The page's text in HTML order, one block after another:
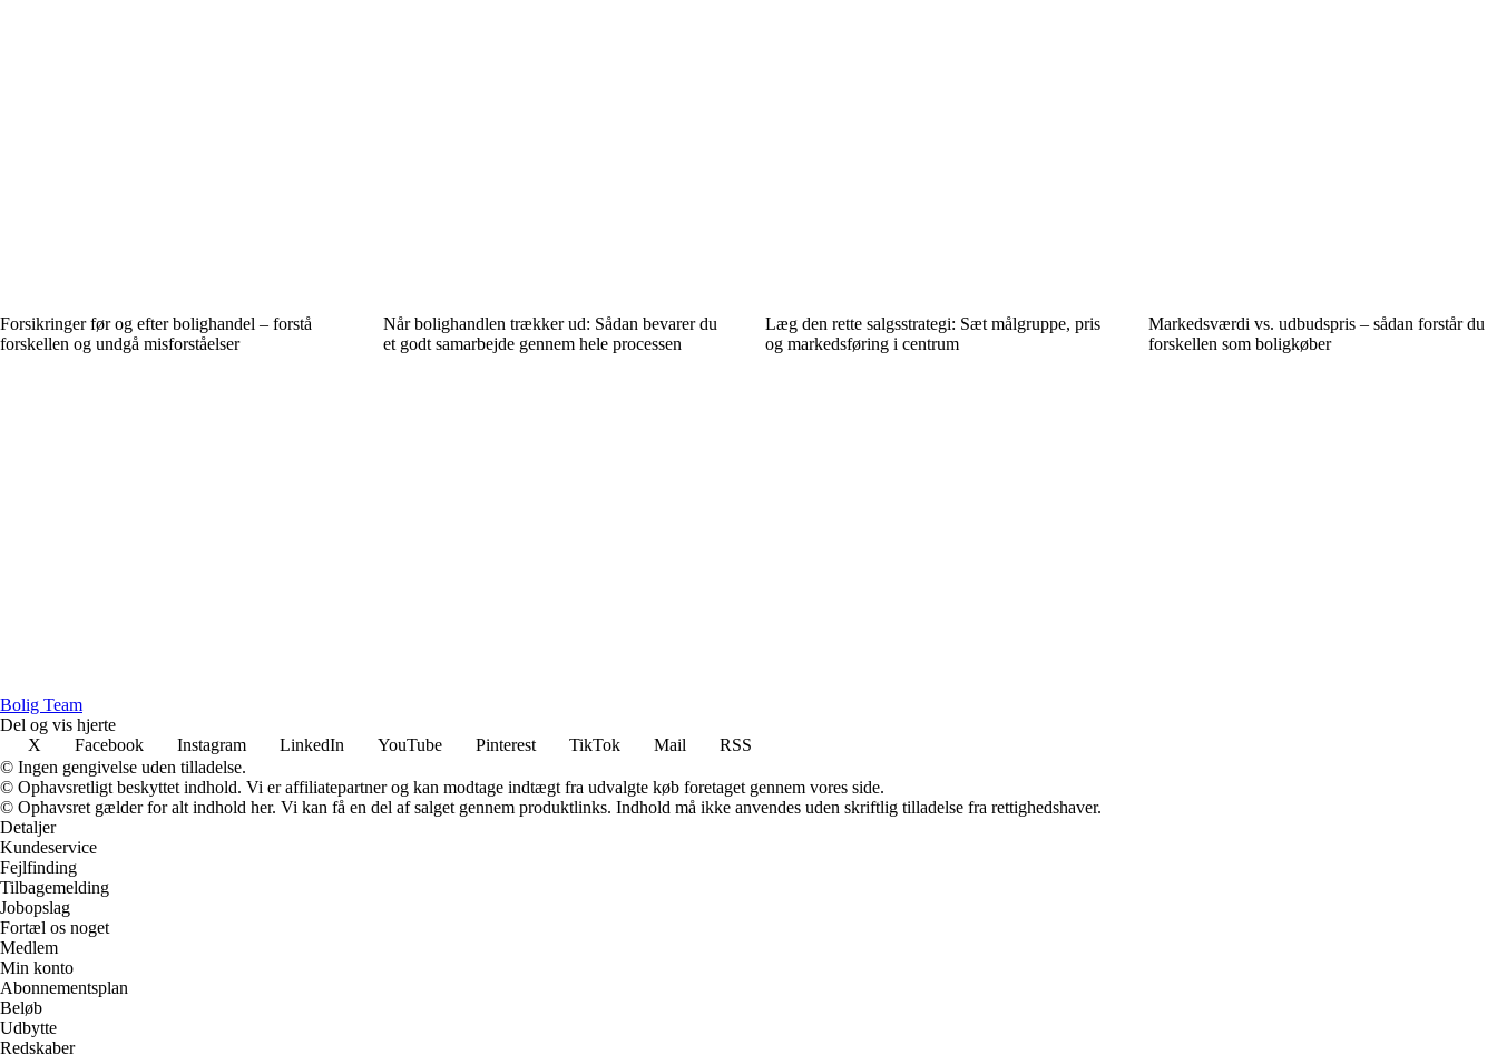
Forsikringer før og efter bolighandel – forstå
forskellen og undgå misforståelser
Når bolighandlen trækker ud: Sådan bevarer du
et godt samarbejde gennem hele processen
Læg den rette salgsstrategi: Sæt målgruppe, pris
og markedsføring i centrum
Markedsværdi vs. udbudspris – sådan forstår du
forskellen som boligkøber
Bolig Team
Del og vis hjerte
X
Facebook Instagram LinkedIn YouTube Pinterest TikTok Mail
RSS
© Ingen gengivelse uden tilladelse.
© Ophavsretligt beskyttet indhold. Vi er affiliatepartner og kan modtage indtægt fra udvalgte køb foretaget gennem vores side.
© Ophavsret gælder for alt indhold her. Vi kan få en del af salget gennem produktlinks. Indhold må ikke anvendes uden skriftlig tilladelse fra rettighedshaver.
Detaljer
Kundeservice
Fejlfinding
Tilbagemelding
Jobopslag
Fortæl os noget
Medlem
Min konto
Abonnementsplan
Beløb
Udbytte
Redskaber